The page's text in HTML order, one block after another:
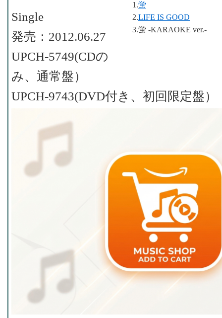
1.蛍
2.LIFE IS GOOD
3.蛍 -KARAOKE ver.-
Single
発売：2012.06.27
UPCH-5749(CDの
み、通常盤）
UPCH-9743(DVD付き、初回限定盤）